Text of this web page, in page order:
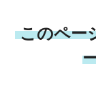
このペー